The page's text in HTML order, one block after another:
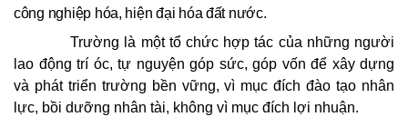
công nghiệp hóa, hiện đại hóa đất nước.
Trường là một tổ chức hợp tác của những người
lao động trí óc, tự nguyện góp sức, góp vốn để xây dựng
và phát triển trường bền vững, vì mục đích đào tạo nhân
lực, bồi dưỡng nhân tài, không vì mục đích lợi nhuận.